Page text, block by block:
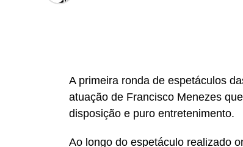
A primeira ronda de espetáculos
atuação de Francisco Menezes
disposição e puro entretenimento.
Ao longo do espetáculo realizado